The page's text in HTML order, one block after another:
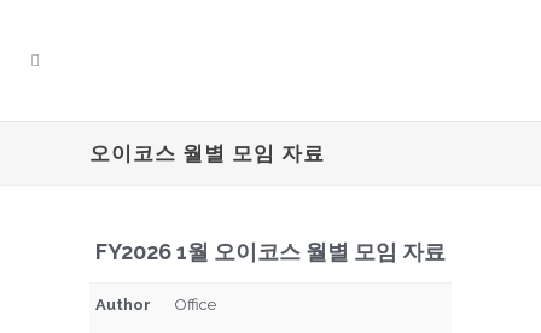
오이코스 월별 모임 자료
FY2026 1월 오이코스 월별 모임 자료
Author Office